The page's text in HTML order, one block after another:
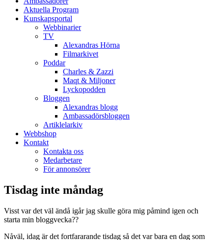
Aktuella Program
Kunskapsportal
Webbinarier
TV
Alexandras Hörna
Filmarkivet
Poddar
Charles & Zazzi
Maqt & Miljoner
Lyckopodden
Bloggen
Alexandras blogg
Ambassadörsbloggen
Artiklelarkiv
Webbshop
Kontakt
Kontakta oss
Medarbetare
För annonsörer
Tisdag inte måndag
Visst var det väl ändå igår jag skulle göra mig påmind igen och
starta min bloggvecka??
Nåväl, idag är det fortfararande tisdag så det var bara en dag som